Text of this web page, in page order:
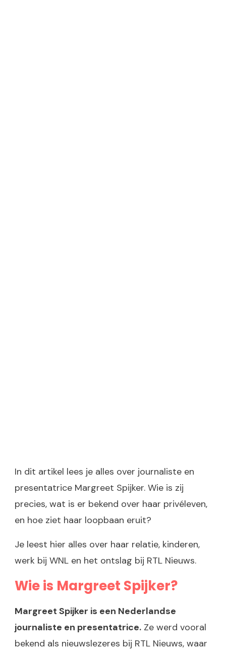
In dit artikel lees je alles over journaliste en
presentatrice Margreet Spijker. Wie is zij
precies, wat is er bekend over haar privéleven,
en hoe ziet haar loopbaan eruit?
Je leest hier alles over haar relatie, kinderen,
werk bij WNL en het ontslag bij RTL Nieuws.
Wie is Margreet Spijker?
Margreet Spijker is een Nederlandse
journaliste en presentatrice. Ze werd vooral
bekend als nieuwslezeres bij RTL Nieuws, waar